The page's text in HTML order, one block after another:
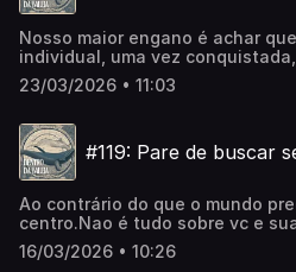
Nosso maior engano é achar
individual, uma vez
mais nada.Nos preocupamos
esquecemos do grande
na igreja, mas em nossos atos,
comportamentos.Se muitas
muitos vão ler.. como a sua luz
23/03/2026 • 11:03
#119: Pare de buscar
Ao contrário do que o mundo
centro.Nao é tudo sobre vc e
sonhos e desejosA vida no
para que ele se faca
16/03/2026 • 10:26